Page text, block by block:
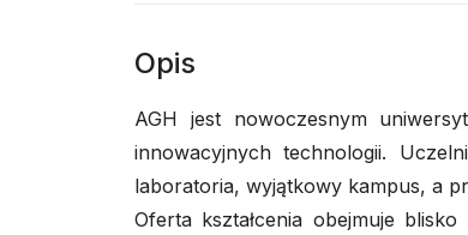
Opis
AGH jest nowoczesnym
innowacyjnych technologii.
laboratoria, wyjątkowy kampus, a
Oferta kształcenia obejmuje